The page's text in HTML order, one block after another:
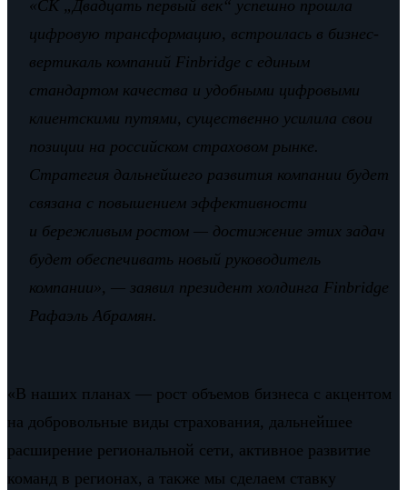
«СК „Двадцать первый век“ успешно прошла
цифровую трансформацию, встроилась в бизнес-
вертикаль компаний Finbridge с единым
стандартом качества и удобными цифровыми
клиентскими путями, существенно усилила свои
позиции на российском страховом рынке.
Стратегия дальнейшего развития компании будет
связана с повышением эффективности
и бережливым ростом — достижение этих задач
будет обеспечивать новый руководитель
компании», — заявил президент холдинга Finbridge
Рафаэль Абрамян.
«В наших планах — рост объемов бизнеса с акцентом
на добровольные виды страхования, дальнейшее
расширение региональной сети, активное развитие
команд в регионах, а также мы сделаем ставку